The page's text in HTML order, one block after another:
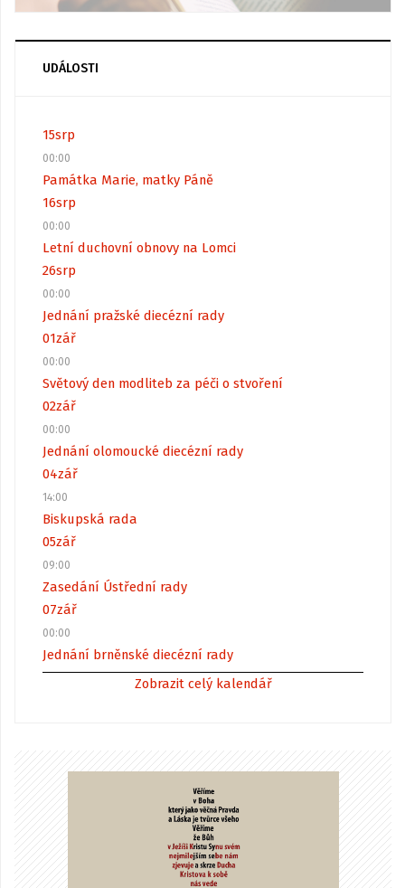
UDÁLOSTI
15srp
00:00
Památka Marie, matky Páně
16srp
00:00
Letní duchovní obnovy na Lomci
26srp
00:00
Jednání pražské diecézní rady
01zář
00:00
Světový den modliteb za péči o stvoření
02zář
00:00
Jednání olomoucké diecézní rady
04zář
14:00
Biskupská rada
05zář
09:00
Zasedání Ústřední rady
07zář
00:00
Jednání brněnské diecézní rady
Zobrazit celý kalendář